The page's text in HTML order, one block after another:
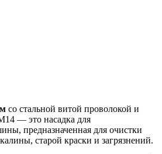
со стальной витой проволокой и
— это насадка для
предназначенная для очистки
старой краски и загрязнений.